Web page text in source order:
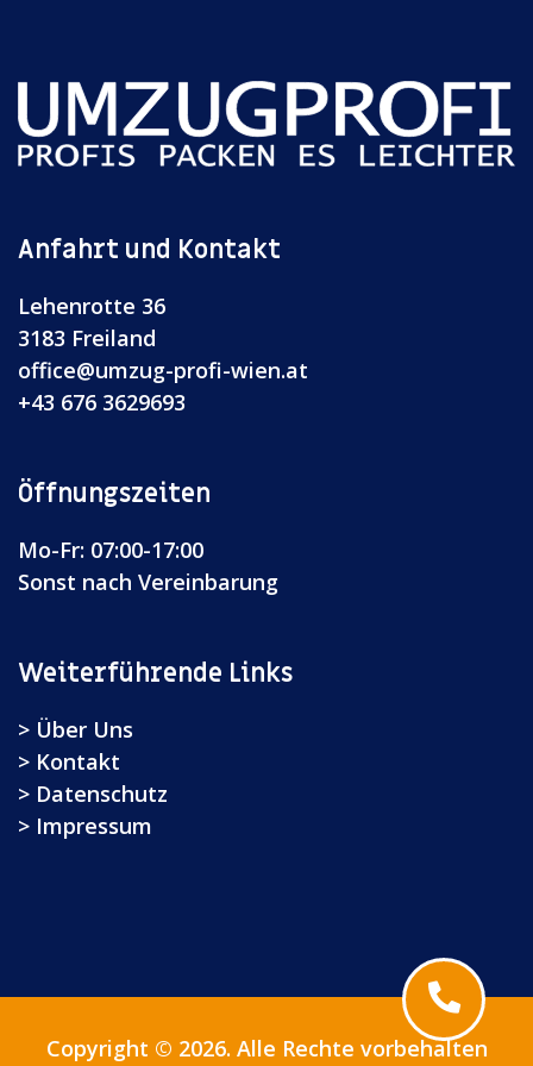
Anfahrt und Kontakt
Lehenrotte 36
3183 Freiland
office@umzug-profi-wien.at
+43 676 3629693
Öffnungszeiten
Mo-Fr: 07:00-17:00
Sonst nach Vereinbarung
Weiterführende Links
Über Uns
Kontakt
Datenschutz
Impressum
Copyright © 2026. Alle Rechte vorbehalten